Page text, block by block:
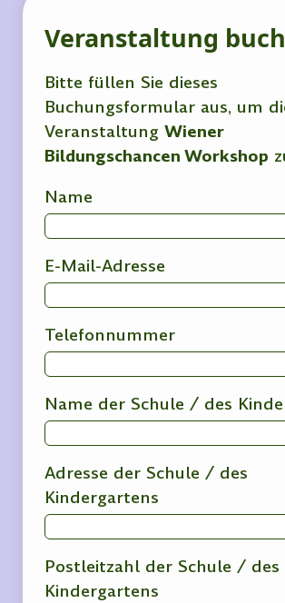
Veranstaltung
Bitte füllen Sie dieses
Buchungsformular aus, um
VeranstaltungWiener
Bildungschancen Workshop
Name
E-Mail-Adresse
Telefonnummer
Name der Schule / des
Adresse der Schule / des
Kindergartens
Postleitzahl der Schule / des
Kindergartens